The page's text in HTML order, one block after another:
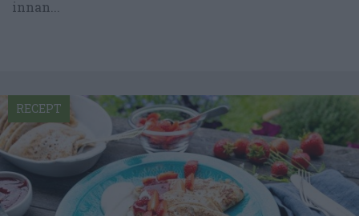
innan...
RECEPT